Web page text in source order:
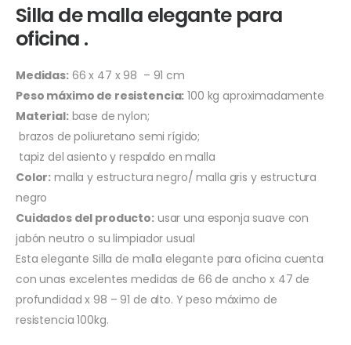
Silla de malla elegante para
oficina .
Medidas:66 x 47 x 98 – 91 cm
Peso máximo de resistencia: 100 kg aproximadamente
Material:base de nylon;
brazos de poliuretano semi rígido;
tapiz del asiento y respaldo en malla
Color: malla y estructura negro/ malla gris y estructura
negro
Cuidados del producto:usar una esponja suave con
jabón neutro o su limpiador usual
Esta elegante Silla de malla elegante para oficina cuenta
con unas excelentes medidas de 66 de ancho x 47 de
profundidad x 98 – 91 de alto. Y peso máximo de
resistencia 100kg.